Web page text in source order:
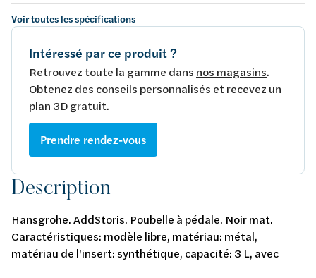
Voir toutes les spécifications
Intéressé par ce produit ?
Retrouvez toute la gamme dans nos magasins.
Obtenez des conseils personnalisés et recevez un
plan 3D gratuit.
Prendre rendez-vous
Description
Hansgrohe. AddStoris. Poubelle à pédale. Noir mat.
Caractéristiques: modèle libre, matériau: métal,
matériau de l'insert: synthétique, capacité: 3 L, avec